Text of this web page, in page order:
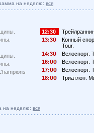
на неделю: вся
12:30
13:3
Конный
Tour.
14:3
16:
17:
18:
Триатлон.
на неделю: вся